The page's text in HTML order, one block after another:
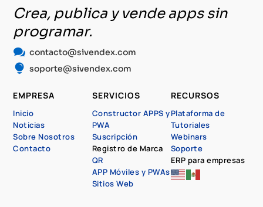
Crea, publica y vende apps sin
programar.
 contacto@sivendex.com
 soporte@sivendex.com
EMPRESA
Inicio
Noticias
Sobre Nosotros
Contacto
SERVICIOS
Constructor APPS y
PWA
Suscripción
Registro de Marca
QR
APP Móviles y PWAs
Sitios Web
RECURSOS
Plataforma de
Tutoriales
Webinars
Soporte
ERP para empresas